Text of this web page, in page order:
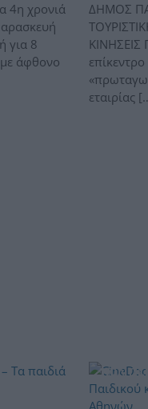
4η χρονιά
για 8
άφθονο
ΔΗΜΟΣ
εταιρίας